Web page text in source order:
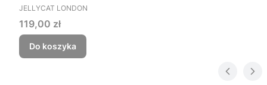
PRODUCENT
JELLYCAT LONDON
Cena
119,00 zł
Do koszyka